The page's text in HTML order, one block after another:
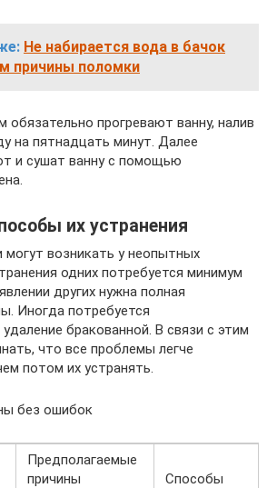
Не набирается вода в бачок
причины поломки
обязательно прогревают ванну, налив
на пятнадцать минут. Далее
и сушат ванну с помощью
их устранения
возникать у неопытных
одних потребуется минимум
других нужна полная
Иногда потребуется
бракованной. В связи с этим
что все проблемы легче
потом их устранять.
без ошибок
Предполагаемые
причины
Способы